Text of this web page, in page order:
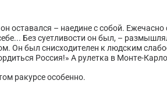
оставался – наедине с собой.
Без суетливости он был, –
Он был снисходителен к людским
Россия!» А рулетка в Монте-
ракурсе особенно.